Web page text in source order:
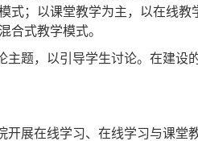
相应的教学模式。主要包括：以
式；以课堂教学为主，以在线教
合式教学模式。
题，以引导学生讨论。在建设